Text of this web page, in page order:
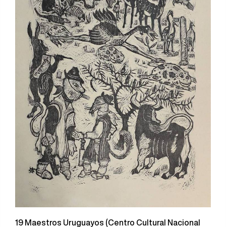
19 Maestros Uruguayos (Centro Cultural Nacional